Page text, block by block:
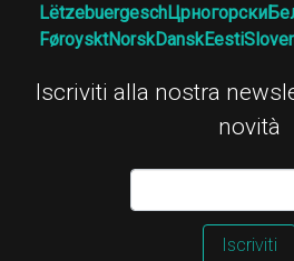
LëtzebuergeschЦрногорски
FøroysktNorskDanskEesti
Iscriviti alla nostra
novità
Iscriviti